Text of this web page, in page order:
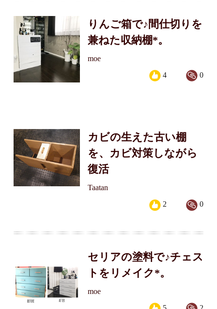
りんご箱で♪間仕切りを
兼ねた収納棚*。
moe
0
4
カビの生えた古い棚
を、カビ対策しながら
復活
Taatan
0
2
セリアの塗料で♪チェス
トをリメイク*。
moe